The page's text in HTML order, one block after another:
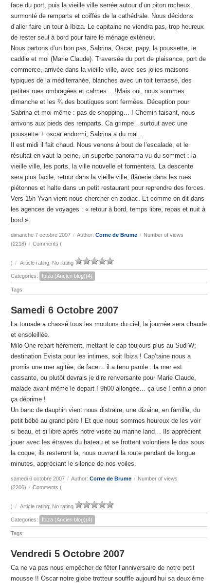
face du port, puis la vieille ville serrée autour d’un piton rocheux,
surmonté de remparts et coiffés de la cathédrale. Nous décidons
d’aller faire un tour à Ibiza. Le capitaine ne viendra pas, trop heureux
de rester seul à bord pour faire le ménage extérieur.
Nous partons d’un bon pas, Sabrina, Oscar, papy, la poussette, le
caddie et moi (Marie Claude). Traversée du port de plaisance, port de
commerce, arrivée dans la vieille ville, avec ses jolies maisons
typiques de la méditerranée, blanches avec un toit terrasse, des
petites rues ombragées et calmes… !Mais oui, nous sommes
dimanche et les ¾ des boutiques sont fermées. Déception pour
Sabrina et moi-même : pas de shopping… ! Chemin faisant, nous
arrivons aux pieds des remparts. Ca grimpe…surtout avec une
poussette + oscar endormi; Sabrina a du mal…
Il est midi il fait chaud. Nous venons à bout de l’escalade, et le
résultat en vaut la peine, un superbe panorama vu du sommet : la
vieille ville, les ports, la ville nouvelle et formentera. La descente
sera plus facile; retour dans la vieille ville, flânerie dans les rues
piétonnes et halte dans un petit restaurant pour reprendre des forces.
Vers 15h Yvan vient nous chercher en zodiac. Et comme on dit dans
les agences de voyages : « retour à bord, temps libre, repas et nuit à
bord ».
dimanche 7 octobre 2007 / Author:Corne de Brume / Number of views
(2218) / Comments (
) / Article rating: No rating
Categories: Ibiza (Ancien blog)(4)
Tags:
Samedi 6 Octobre 2007
La tornade a chassé tous les moutons du ciel; la journée sera chaude
et ensoleillée.
Milo One repart fièrement, mettant le cap toujours plus au Sud-W;
destination Evista pour les intimes, soit Ibiza ! Cap’taine nous a
promis une mer agitée, de face… il a tenu parole : la mer est
cassante, ou plutôt devrais je dire renversante pour Marie Claude,
malade avant même le départ ! 9h00 allongée… ça use ! enfin a priori
ça déprime !
Un banc de dauphin vient nous distraire, une dizaine, en famille, du
petit bébé au grand père ! Et que nous sommes heureux de les voir
si beau, et si libre après notre visite au marine land… Ils apprécient
jouer avec les étraves du bateau et se frottent volontiers le dos sous
la coque; ils resteront la, nous ouvrant la route pendant de longue
minutes, appréciant le silence de nos voiles.
samedi 6 octobre 2007 / Author:Corne de Brume / Number of views
(2206) / Comments (
) / Article rating: No rating
Categories: Ibiza (Ancien blog)(4)
Tags:
Vendredi 5 Octobre 2007
Ca ne va pas nous empêcher de fêter l’anniversaire de notre petit
mousse !! Oscar notre globe trotteur souffle aujourd’hui sa deuxième